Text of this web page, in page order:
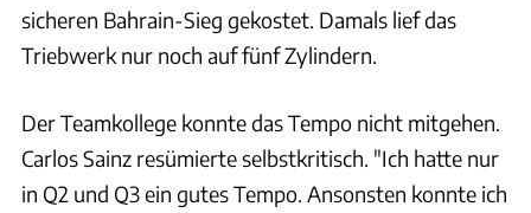
sicheren Bahrain-Sieg gekostet. Damals lief das
Triebwerk nur noch auf fünf Zylindern.
Der Teamkollege konnte das Tempo nicht mitgehen.
Carlos Sainz resümierte selbstkritisch. "Ich hatte nur
in Q2 und Q3 ein gutes Tempo. Ansonsten konnte ich